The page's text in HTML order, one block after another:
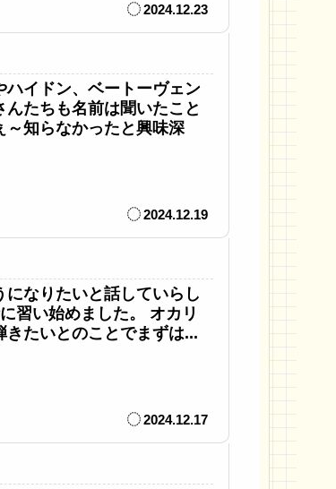
2024.12.23
イドン、ベートーヴェン
たちも名前は聞いたこと
～知らなかったと興味深
2024.12.19
なりたいと話していらし
習い始めました。 オカリ
たいとのことでまずは...
2024.12.17